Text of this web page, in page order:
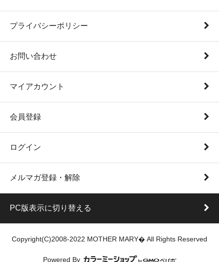
プライバシーポリシー
お問い合わせ
マイアカウント
会員登録
ログイン
メルマガ登録・解除
PC版表示に切り替える
Copyright(C)2008-2022 MOTHER MARY� All Rights Reserved
Powered By